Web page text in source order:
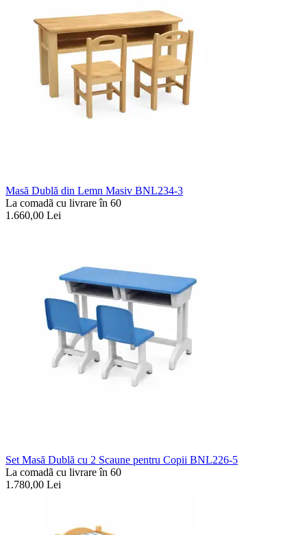
Masă Dublă din Lemn Masiv BNL234-3
La comadã cu livrare în 60
1.660,00 Lei
Set Masă Dublă cu 2 Scaune pentru Copii BNL226-5
La comadã cu livrare în 60
1.780,00 Lei